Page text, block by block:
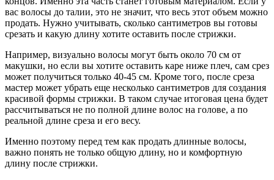
вас волосы до талии, это не значит, что весь этот объем можно
продать. Нужно учитывать, сколько сантиметров вы готовы
срезать и какую длину хотите оставить после стрижки.
Например, визуально волосы могут быть около 70 см от
макушки, но если вы хотите оставить каре ниже плеч, сам срез
может получиться только 40-45 см. Кроме того, после среза
мастер может убрать еще несколько сантиметров для создания
красивой формы стрижки. В таком случае итоговая цена будет
рассчитываться не по полной длине волос на голове, а по
реальной длине среза и его весу.
Именно поэтому перед тем как продать длинные волосы,
важно понять не только общую длину, но и комфортную
длину после стрижки.